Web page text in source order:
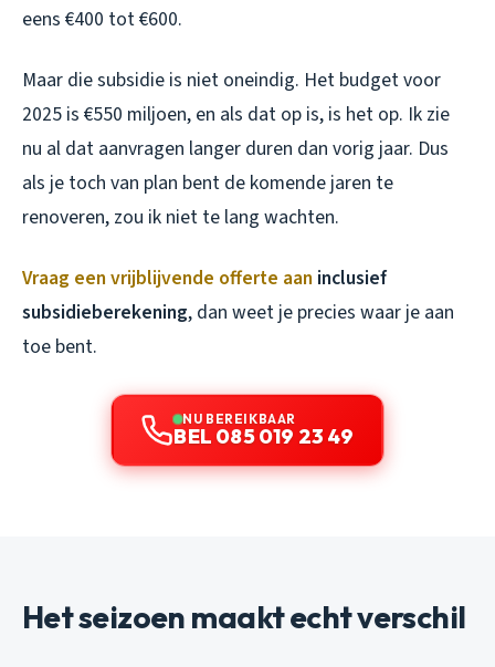
eens €400 tot €600.
Maar die subsidie is niet oneindig. Het budget voor
2025 is €550 miljoen, en als dat op is, is het op. Ik zie
nu al dat aanvragen langer duren dan vorig jaar. Dus
als je toch van plan bent de komende jaren te
renoveren, zou ik niet te lang wachten.
Vraag een vrijblijvende offerte aan inclusief
subsidieberekening, dan weet je precies waar je aan
toe bent.
NU BEREIKBAAR
BEL 085 019 23 49
Het seizoen maakt echt verschil